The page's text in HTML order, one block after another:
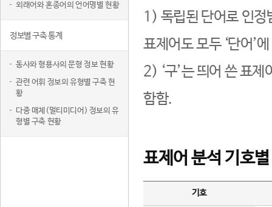
외래어와 혼종어의 언어명별 현황
정보별 구축 통계
동사와 형용사의 문형 정보 현황
관련 어휘 정보의 유형별 구축 현
황
다중 매체(멀티미디어) 정보의 유
형별 구축 현황
1) 독립된 단어로 인정
표제어도 모두 ‘단어’
2) ‘구’는 띄어 쓴 표
함함.
표제어 분석 기호
기호